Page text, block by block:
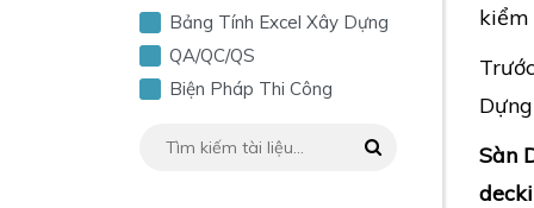
Bảng Tính Excel Xây Dựng
QA/QC/QS
Biện Pháp Thi Công
kiểm
Sàn